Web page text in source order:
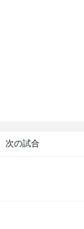
次の試合